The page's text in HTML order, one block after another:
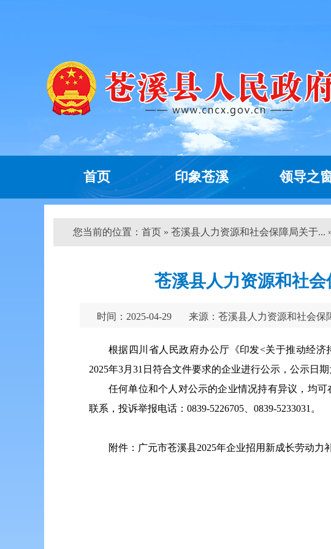
首页 印象苍溪 领导之
您当前的位置： 首页 » 苍溪县人力资源和社会保障局关于...
苍溪县人力资源和社
时间：2025-04-29 来源：苍溪县人力资源和社会保
根据四川省人民政府办公厅《印发<关于推动经
2025年3月31日符合文件要求的企业进行公示，公示日期
任何单位和个人对公示的企业情况持有异议，均
联系，投诉举报电话：0839-5226705、0839-5233031。
附件：广元市苍溪县2025年企业招用新成长劳动力